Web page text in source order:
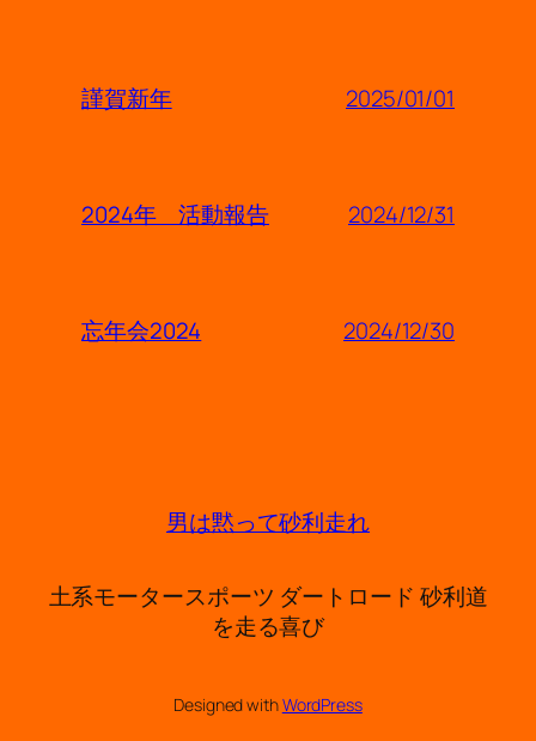
謹賀新年 2025/01/01
2024年 活動報告 2024/12/31
忘年会2024 2024/12/30
男は黙って砂利走れ
土系モータースポーツ ダートロード 砂利道
を走る喜び
Designed withWordPress